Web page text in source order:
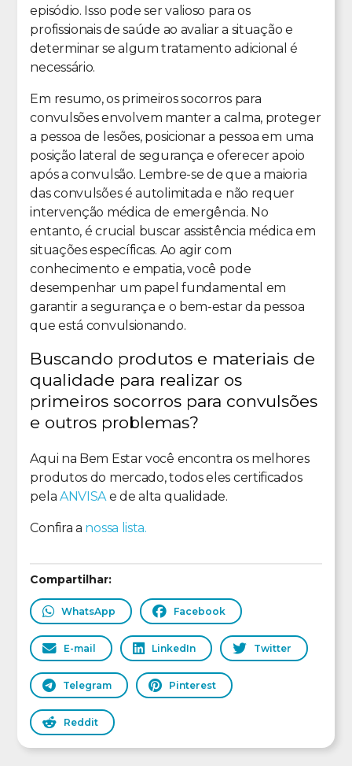
episódio. Isso pode ser valioso para os
profissionais de saúde ao avaliar a situação e
determinar se algum tratamento adicional é
necessário.
Em resumo, os primeiros socorros para
convulsões envolvem manter a calma, proteger
a pessoa de lesões, posicionar a pessoa em uma
posição lateral de segurança e oferecer apoio
após a convulsão. Lembre-se de que a maioria
das convulsões é autolimitada e não requer
intervenção médica de emergência. No
entanto, é crucial buscar assistência médica em
situações específicas. Ao agir com
conhecimento e empatia, você pode
desempenhar um papel fundamental em
garantir a segurança e o bem-estar da pessoa
que está convulsionando.
Buscando produtos e materiais de
qualidade para realizar os
primeiros socorros para convulsões
e outros problemas?
Aqui na Bem Estar você encontra os melhores
produtos do mercado, todos eles certificados
pela ANVISAe de alta qualidade.
Confira a nossa lista.
Compartilhar:
WhatsApp Facebook
E-mail LinkedIn Twitter
Telegram Pinterest
Reddit